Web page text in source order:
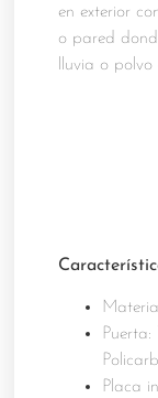
en exterior
o pared
lluvia o polvo
Placa